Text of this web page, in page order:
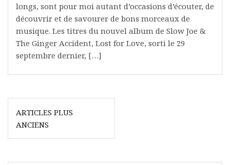
longs, sont pour moi autant d’occasions d’écouter, de
découvrir et de savourer de bons morceaux de
musique. Les titres du nouvel album de Slow Joe &
The Ginger Accident, Lost for Love, sorti le 29
septembre dernier, […]
Navigation
des
articles
ARTICLES PLUS
ANCIENS